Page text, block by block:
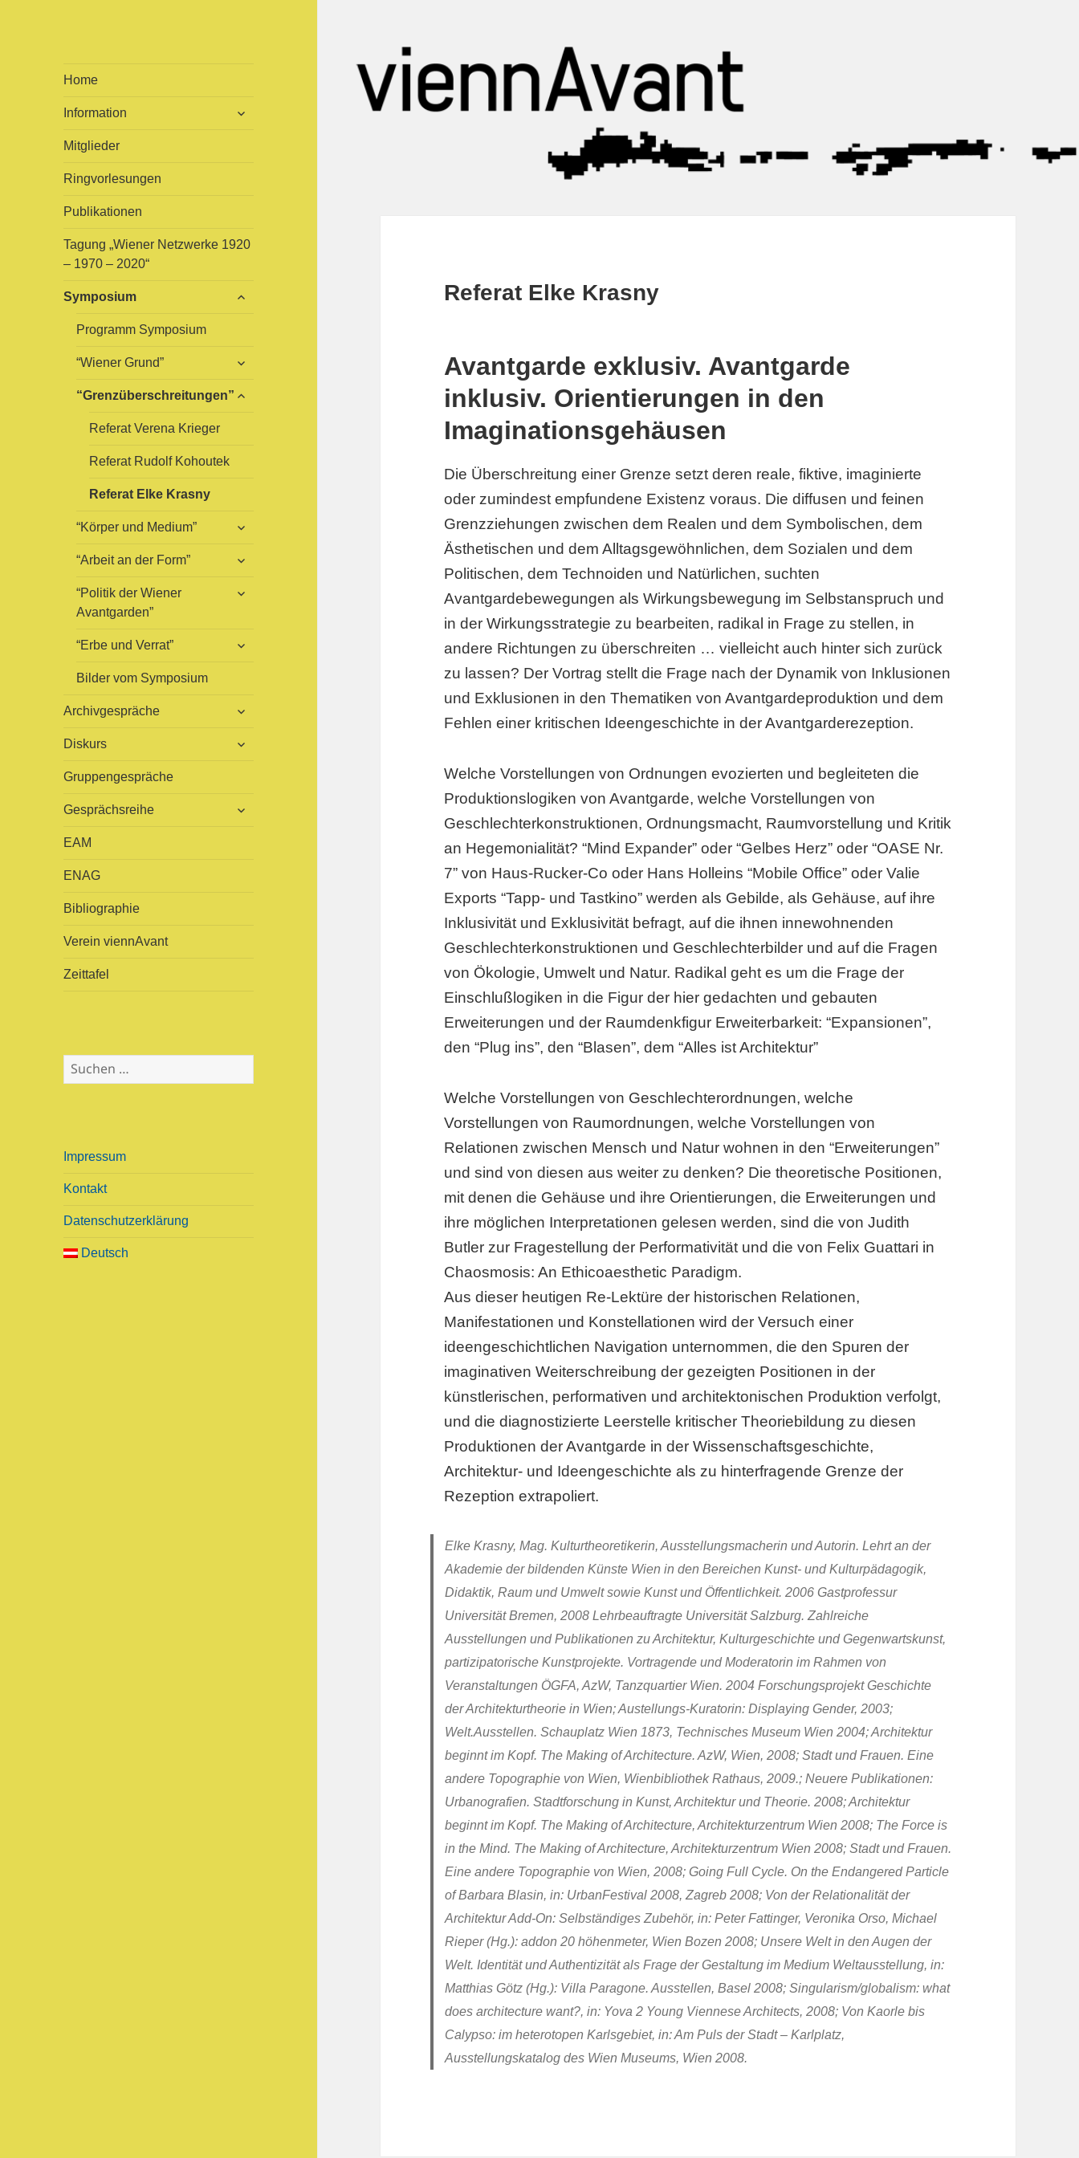
viennAvant
ist eine multidisziplinäre
Erforschung und Bearbeitung
der Wiener Avantgarden 1945
– 1975
Home
Information
Mitglieder
Ringvorlesungen
Publikationen
Tagung „Wiener Netzwerke 1920
– 1970 – 2020“
Symposium
Programm Symposium
“Wiener Grund”
“Grenzüberschreitungen”untermenü
Referat Verena Krieger
Referat Rudolf Kohoutek
Referat Elke Krasny
“Körper und Medium”
“Arbeit an der Form”
“Politik der Wiener
Avantgarden”
“Erbe und Verrat”
Bilder vom Symposium
Archivgespräche
Diskurs
Gruppengespräche
Gesprächsreihe
EAM
ENAG
Bibliographie
Verein viennAvant
Zeittafel
S
u
n
c
:
Impressum
Kontakt
Datenschutzerklärung
Deutsch
Referat Elke Krasny
Avantgarde exklusiv. Avantgarde
inklusiv. Orientierungen in den
Imaginationsgehäusen
Die Überschreitung einer Grenze setzt deren reale, fiktive, imaginierte
oder zumindest empfundene Existenz voraus. Die diffusen und feinen
Grenzziehungen zwischen dem Realen und dem Symbolischen, dem
Ästhetischen und dem Alltagsgewöhnlichen, dem Sozialen und dem
Politischen, dem Technoiden und Natürlichen, suchten
Avantgardebewegungen als Wirkungsbewegung im Selbstanspruch und
in der Wirkungsstrategie zu bearbeiten, radikal in Frage zu stellen, in
andere Richtungen zu überschreiten … vielleicht auch hinter sich zurück
zu lassen? Der Vortrag stellt die Frage nach der Dynamik von Inklusionen
und Exklusionen in den Thematiken von Avantgardeproduktion und dem
Fehlen einer kritischen Ideengeschichte in der Avantgarderezeption.
Welche Vorstellungen von Ordnungen evozierten und begleiteten die
Produktionslogiken von Avantgarde, welche Vorstellungen von
Geschlechterkonstruktionen, Ordnungsmacht, Raumvorstellung und Kritik
an Hegemonialität? “Mind Expander” oder “Gelbes Herz” oder “OASE Nr.
7” von Haus-Rucker-Co oder Hans Holleins “Mobile Office” oder Valie
Exports “Tapp- und Tastkino” werden als Gebilde, als Gehäuse, auf ihre
Inklusivität und Exklusivität befragt, auf die ihnen innewohnenden
Geschlechterkonstruktionen und Geschlechterbilder und auf die Fragen
von Ökologie, Umwelt und Natur. Radikal geht es um die Frage der
Einschlußlogiken in die Figur der hier gedachten und gebauten
Erweiterungen und der Raumdenkfigur Erweiterbarkeit: “Expansionen”,
den “Plug ins”, den “Blasen”, dem “Alles ist Architektur”
Welche Vorstellungen von Geschlechterordnungen, welche
Vorstellungen von Raumordnungen, welche Vorstellungen von
Relationen zwischen Mensch und Natur wohnen in den “Erweiterungen”
und sind von diesen aus weiter zu denken? Die theoretische Positionen,
mit denen die Gehäuse und ihre Orientierungen, die Erweiterungen und
ihre möglichen Interpretationen gelesen werden, sind die von Judith
Butler zur Fragestellung der Performativität und die von Felix Guattari in
Chaosmosis: An Ethicoaesthetic Paradigm.
Aus dieser heutigen Re-Lektüre der historischen Relationen,
Manifestationen und Konstellationen wird der Versuch einer
ideengeschichtlichen Navigation unternommen, die den Spuren der
imaginativen Weiterschreibung der gezeigten Positionen in der
künstlerischen, performativen und architektonischen Produktion verfolgt,
und die diagnostizierte Leerstelle kritischer Theoriebildung zu diesen
Produktionen der Avantgarde in der Wissenschaftsgeschichte,
Architektur- und Ideengeschichte als zu hinterfragende Grenze der
Rezeption extrapoliert.
Elke Krasny, Mag. Kulturtheoretikerin, Ausstellungsmacherin und Autorin. Lehrt an der
Akademie der bildenden Künste Wien in den Bereichen Kunst- und Kulturpädagogik,
Didaktik, Raum und Umwelt sowie Kunst und Öffentlichkeit. 2006 Gastprofessur
Universität Bremen, 2008 Lehrbeauftragte Universität Salzburg. Zahlreiche
Ausstellungen und Publikationen zu Architektur, Kulturgeschichte und Gegenwartskunst,
partizipatorische Kunstprojekte. Vortragende und Moderatorin im Rahmen von
Veranstaltungen ÖGFA, AzW, Tanzquartier Wien. 2004 Forschungsprojekt Geschichte
der Architekturtheorie in Wien; Austellungs-Kuratorin: Displaying Gender, 2003;
Welt.Ausstellen. Schauplatz Wien 1873, Technisches Museum Wien 2004; Architektur
beginnt im Kopf. The Making of Architecture. AzW, Wien, 2008; Stadt und Frauen. Eine
andere Topographie von Wien, Wienbibliothek Rathaus, 2009.; Neuere Publikationen:
Urbanografien. Stadtforschung in Kunst, Architektur und Theorie. 2008; Architektur
beginnt im Kopf. The Making of Architecture, Architekturzentrum Wien 2008; The Force is
in the Mind. The Making of Architecture, Architekturzentrum Wien 2008; Stadt und Frauen.
Eine andere Topographie von Wien, 2008; Going Full Cycle. On the Endangered Particle
of Barbara Blasin, in: UrbanFestival 2008, Zagreb 2008; Von der Relationalität der
Architektur Add-On: Selbständiges Zubehör, in: Peter Fattinger, Veronika Orso, Michael
Rieper (Hg.): addon 20 höhenmeter, Wien Bozen 2008; Unsere Welt in den Augen der
Welt. Identität und Authentizität als Frage der Gestaltung im Medium Weltausstellung, in:
Matthias Götz (Hg.): Villa Paragone. Ausstellen, Basel 2008; Singularism/globalism: what
does architecture want?, in: Yova 2 Young Viennese Architects, 2008; Von Kaorle bis
Calypso: im heterotopen Karlsgebiet, in: Am Puls der Stadt – Karlplatz,
Ausstellungskatalog des Wien Museums, Wien 2008.